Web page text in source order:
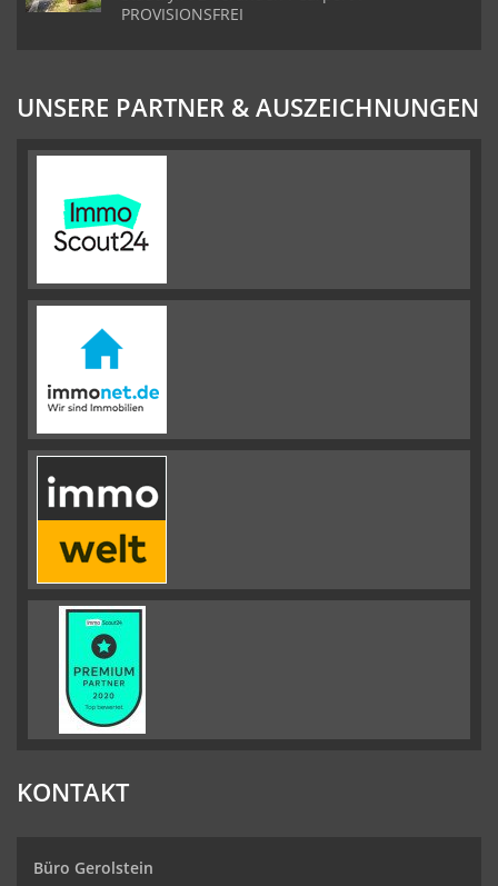
PROVISIONSFREI
UNSERE PARTNER & AUSZEICHNUNGEN
KONTAKT
Büro Gerolstein